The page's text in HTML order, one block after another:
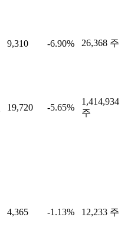
9,310 -6.90% 26,368 주
19,720 -5.65%
1,414,934
주
4,365 -1.13% 12,233 주